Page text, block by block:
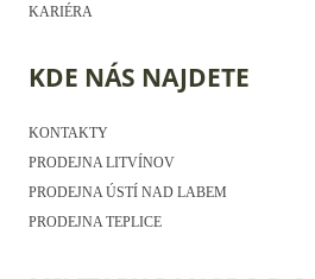
KARIÉRA
KDE NÁS NAJDETE
KONTAKTY
PRODEJNA LITVÍNOV
PRODEJNA ÚSTÍ NAD LABEM
PRODEJNA TEPLICE